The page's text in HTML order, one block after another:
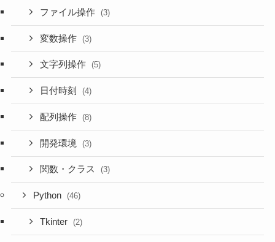
ファイル操作 (3)
変数操作 (3)
文字列操作 (5)
日付時刻 (4)
配列操作 (8)
開発環境 (3)
関数・クラス (3)
Python (46)
Tkinter (2)